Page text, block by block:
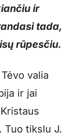
ir
tada,
rūpesčiu.
valia
ir jai
Tuo tikslu J.